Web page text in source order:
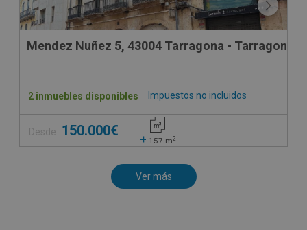
Mendez Nuñez 5, 43004 Tarragona - Tarragona
Impuestos no incluidos
2 inmuebles disponibles
Desde 150.000€
+ 157 m2